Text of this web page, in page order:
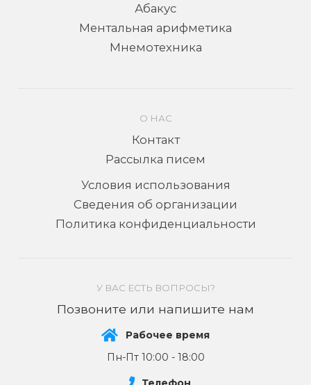
Абакус
Ментальная арифметика
Мнемотехника
О НАС
Контакт
Рассылка писем
Условия использования
Сведения об организации
Политика конфиденциальности
У ВАС ЕСТЬ ВОПРОСЫ?
Позвоните или напишите нам
Рабочее время
Пн-Пт 10:00 - 18:00